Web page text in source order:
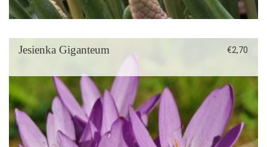
Jesienka Giganteum €2,70